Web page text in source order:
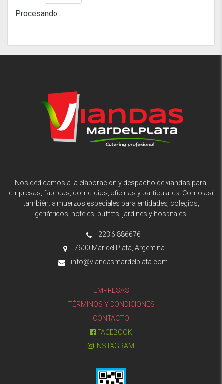
Procesando...
Nos dedicamos a la elaboración y despacho de viandas para:
empresas, fábricas, comercios, oficinas y particulares. Como así
también: almuerzos especiales para entidades, colegios,
geriátricos, hoteles, buffets, jardines y hospitales.
223 6 886676
7600 Mar del Plata, Argentina
info@viandasmardelplata.com
EMPRESAS
TÉRMINOS Y CONDICIONES
CONTACTO
FACEBOOK
INSTAGRAM